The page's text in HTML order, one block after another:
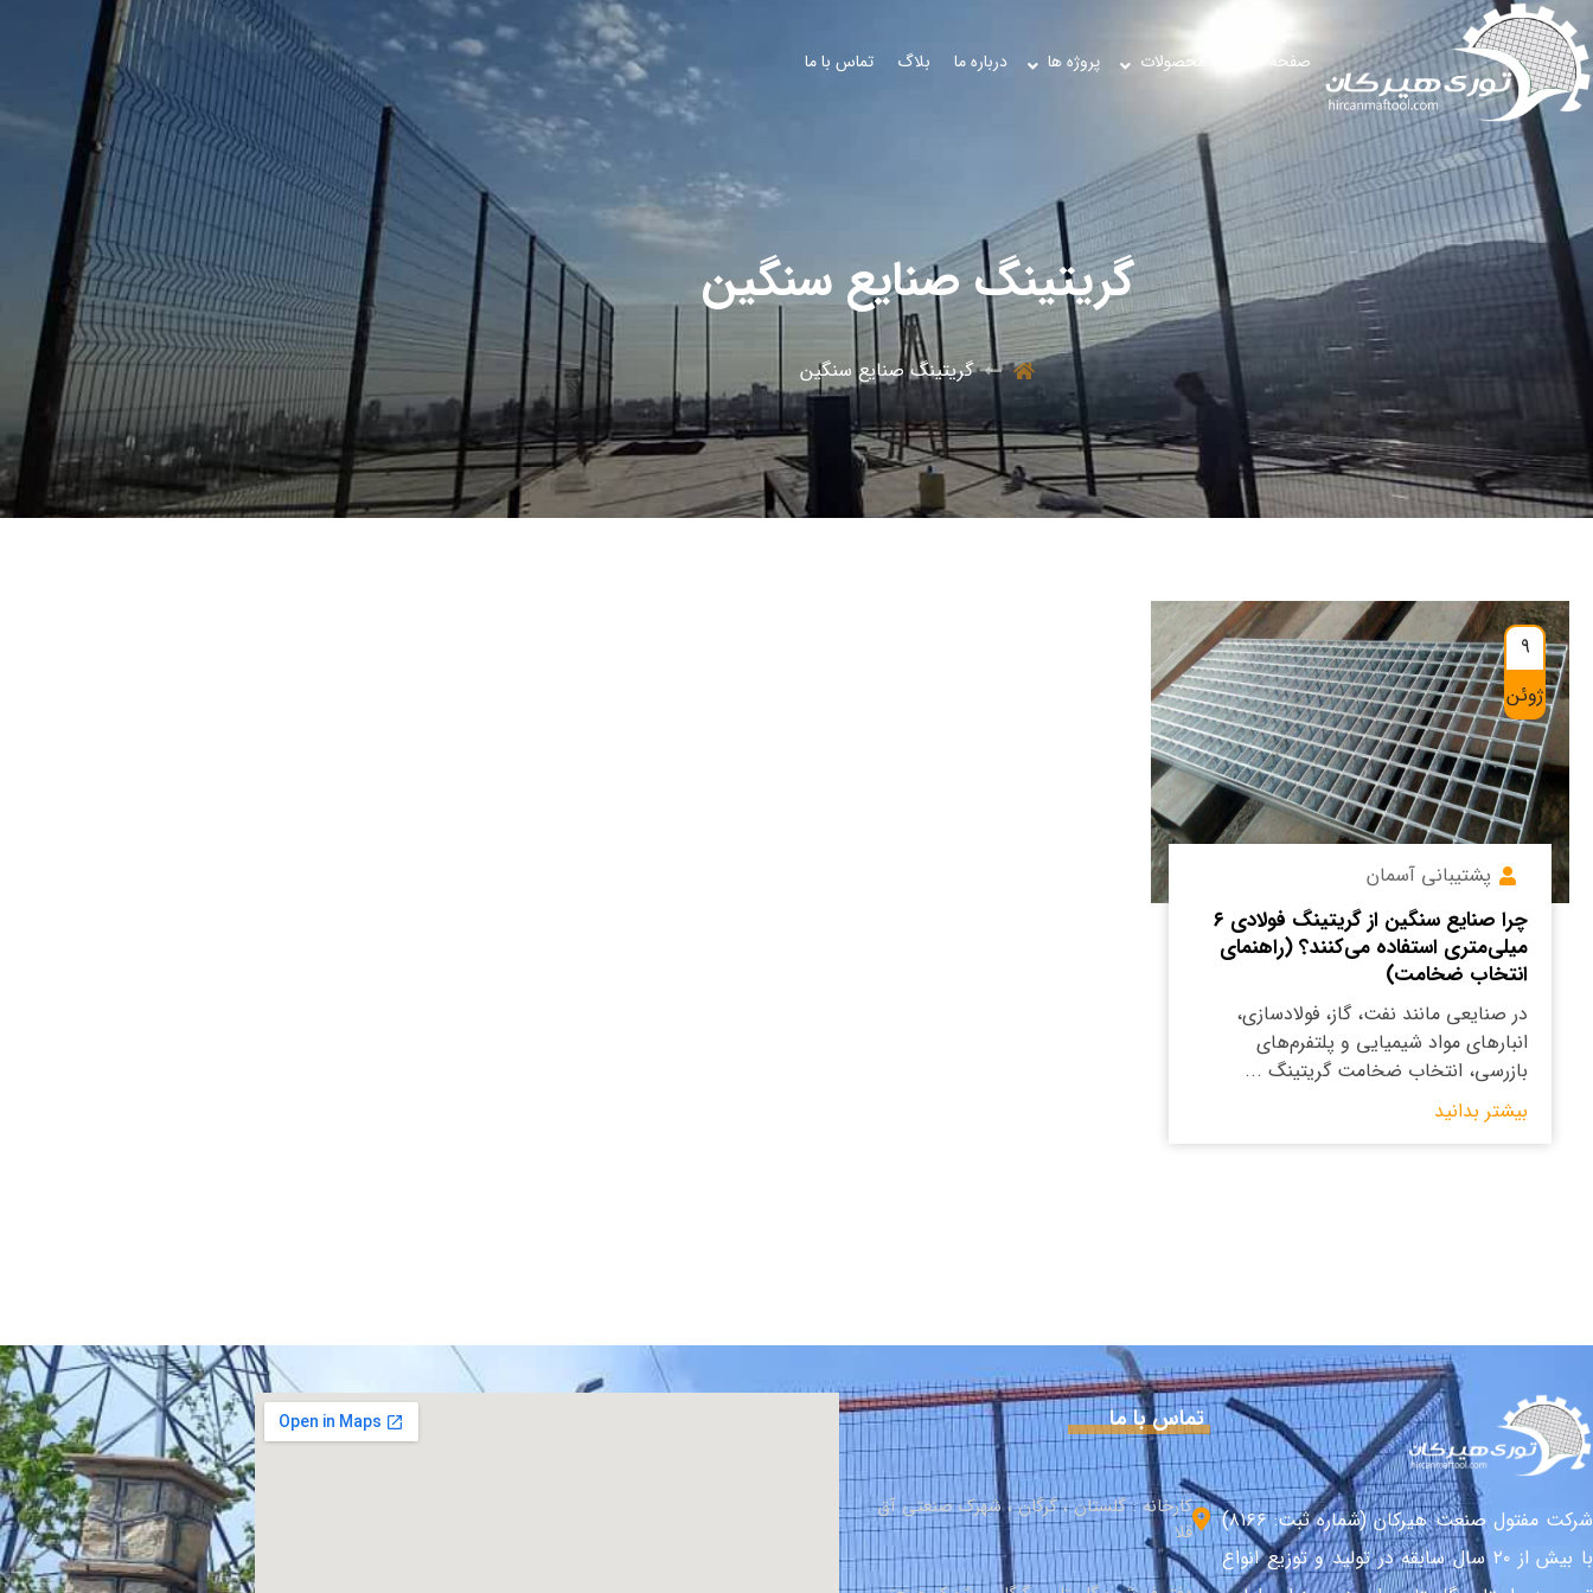
صفحه اصلی محصولات پروژه ها درباره ما بلاگ تماس با ما
گریتینگ صنایع سنگین
گریتینگ صنایع سنگین
9
ژوئن
پشتیبانی آسمان
چرا صنایع سنگین از گریتینگ فولادی ۶
میلی‌متری استفاده می‌کنند؟ (راهنمای
انتخاب ضخامت)
در صنایعی مانند نفت، گاز، فولادسازی،
انبارهای مواد شیمیایی و پلتفرم‌های
بازرسی، انتخاب ضخامت گریتینگ ...
بیشتر بدانید
شرکت مفتول صنعت هیرکان (شماره ثبت: ۸۱۶۶)
با بیش از ۲۰ سال سابقه در تولید و توزیع انواع
تماس با ما
کارخانه : گلستان ، گرگان ، شهرک صنعتی آق
قلا